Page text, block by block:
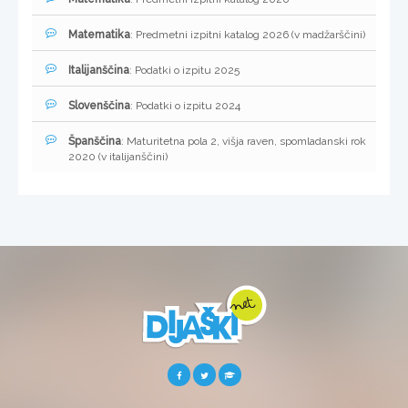
Matematika: Predmetni izpitni katalog 2026 (v madžarščini)
Italijanščina: Podatki o izpitu 2025
Slovenščina: Podatki o izpitu 2024
Španščina: Maturitetna pola 2, višja raven, spomladanski rok
2020 (v italijanščini)